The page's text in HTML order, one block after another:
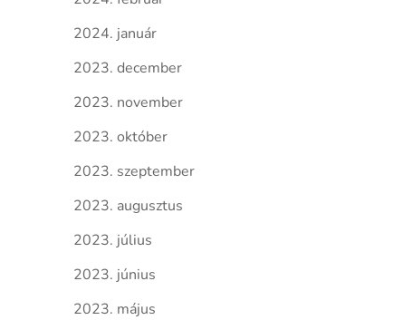
2024. január
2023. december
2023. november
2023. október
2023. szeptember
2023. augusztus
2023. július
2023. június
2023. május